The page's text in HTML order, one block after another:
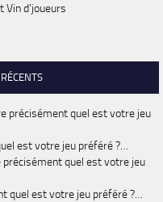
Vin d’joueurs
précisément quel est votre jeu
est votre jeu préféré ?…
précisément quel est votre jeu
quel est votre jeu préféré ?…